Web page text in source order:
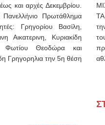
και αρχές Δεκεμβρίου.
Πρωτάθλημα
Γρηγορίου Βασίλη,
Αικατερινη, Κυριακίδη
Φωτίου Θεοδώρα και
Γρηγορηλια την 5η θέση